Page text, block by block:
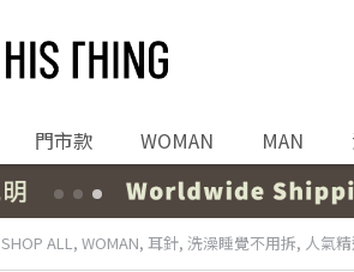
門市款 WOMAN MAN
SHOP ALL , WOMAN, 耳針, 洗澡睡覺不用拆, 人氣